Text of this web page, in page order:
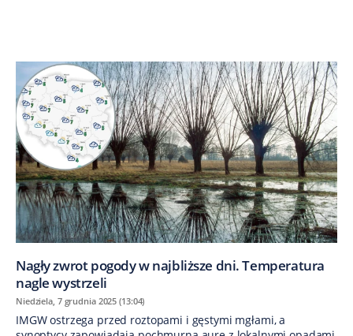
Nagły zwrot pogody w najbliższe dni. Temperatura
nagle wystrzeli
Niedziela, 7 grudnia 2025 (13:04)
IMGW ostrzega przed roztopami i gęstymi mgłami, a